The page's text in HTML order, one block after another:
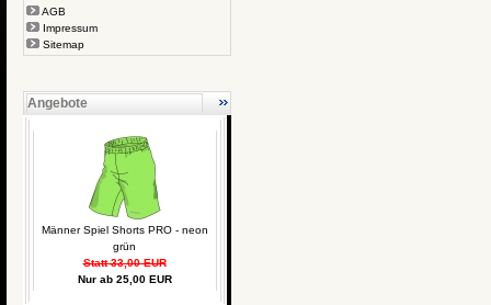
AGB
Impressum
Sitemap
Angebote
Männer Spiel Shorts PRO - neon
grün
Statt 33,00 EUR
Nur ab 25,00 EUR